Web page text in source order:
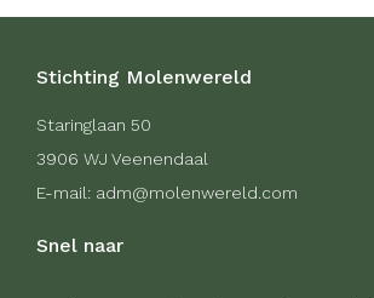
Stichting Molenwereld
Staringlaan 50
3906 WJ Veenendaal
E-mail: adm@molenwereld.com
Snel naar